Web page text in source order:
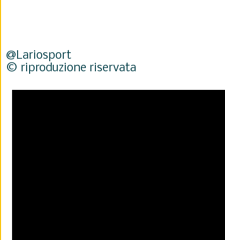
@Lariosport
© riproduzione riservata